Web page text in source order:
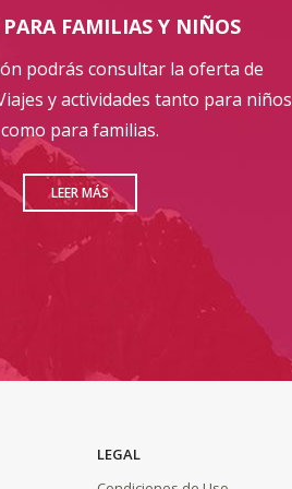
PARA FAMILIAS Y NIÑOS
podrás consultar la oferta de
y actividades tanto para niños
como para familias.
LEER MÁS
LEGAL